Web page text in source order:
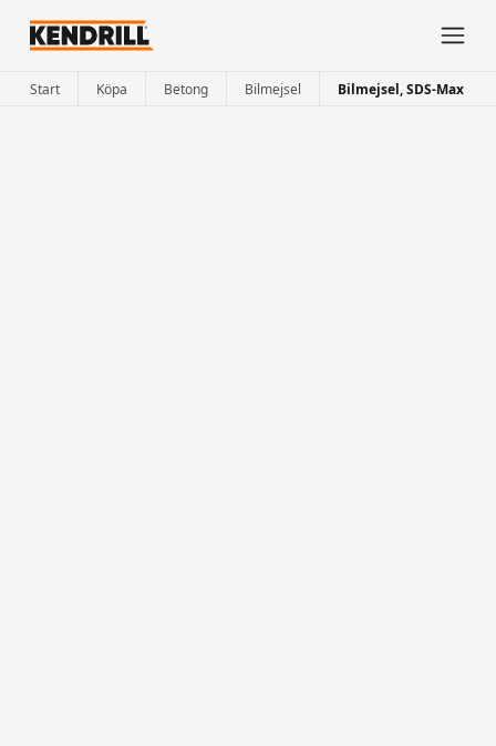
Start Köpa Betong Bilmejsel Bilmejsel, SDS-Max